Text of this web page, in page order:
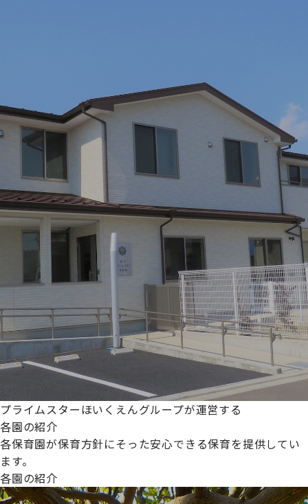
プライムスターほいくえんグループが運営する
各園の紹介
各保育園が保育方針にそった安心できる保育を提供してい
ます。
各園の紹介